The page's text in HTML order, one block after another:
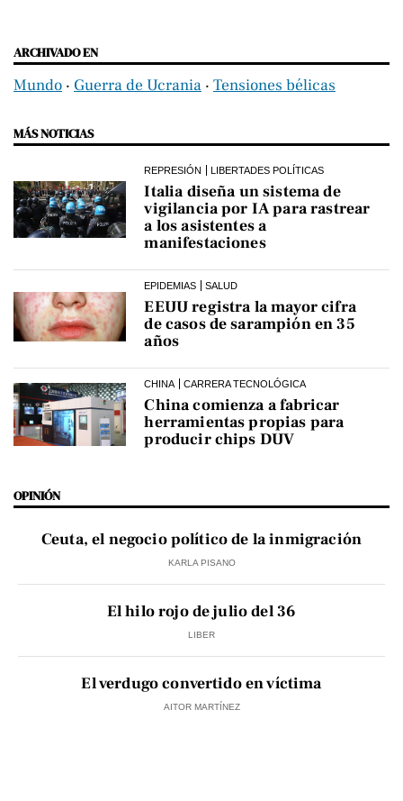
ARCHIVADO EN
Mundo ‧ Guerra de Ucrania ‧ Tensiones bélicas
MÁS NOTICIAS
REPRESIÓN LIBERTADES POLÍTICAS
Italia diseña un sistema de
vigilancia por IA para rastrear
a los asistentes a
manifestaciones
EPIDEMIAS SALUD
EEUU registra la mayor cifra
de casos de sarampión en 35
años
CHINA CARRERA TECNOLÓGICA
China comienza a fabricar
herramientas propias para
producir chips DUV
OPINIÓN
Ceuta, el negocio político de la inmigración
KARLA PISANO
El hilo rojo de julio del 36
LIBER
El verdugo convertido en víctima
AITOR MARTÍNEZ